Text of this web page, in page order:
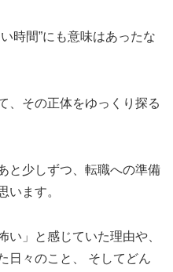
時間”にも意味はあったな
、その正体をゆっくり探る
と少しずつ、転職への準備
います。
い」と感じていた理由や、
日々のこと、 そしてどん